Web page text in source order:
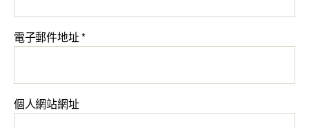
電子郵件地址*
個人網站網址